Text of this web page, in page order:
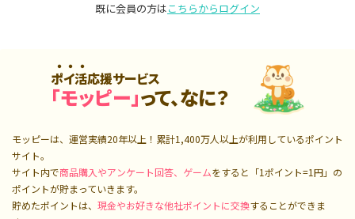
既に会員の方はこちらからログイン
ポイ活応援サービス
「モッピー」って、なに？
モッピーは、運営実績20年以上！累計1,400万人以上が利用しているポイント
サイト。
サイト内で商品購入やアンケート回答、ゲームをすると「1ポイント=1円」の
ポイントが貯まっていきます。
貯めたポイントは、 現金やお好きな他社ポイントに交換することができま